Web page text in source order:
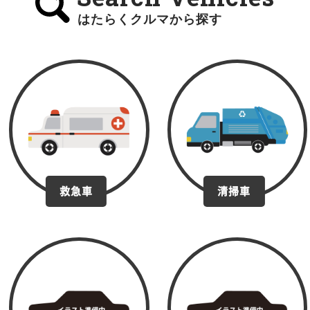
はたらくクルマから探す
救急車 清掃車